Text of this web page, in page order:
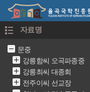
자료명
문중
강릉함씨 오곡파종중
강릉최씨 대종회
전주이씨 선교장